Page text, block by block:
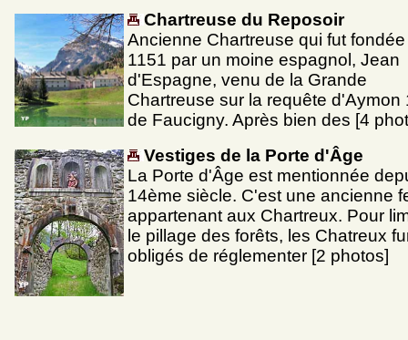
Chartreuse du Reposoir
Ancienne Chartreuse qui fut
1151 par un moine espagnol, Jean
d'Espagne, venu de la Grande
Chartreuse sur la requête d'Aymon
de Faucigny. Après bien des [4
Vestiges de la Porte d'Âge
La Porte d'Âge est mentionnée
14ème siècle. C'est une ancienne
appartenant aux Chartreux. Pour
le pillage des forêts, les Chatreux
obligés de réglementer [2 photos]